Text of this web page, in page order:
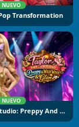
NUEVO
Transformation
NUEVO
Taylor Dress Studio: Preppy And Wild West Glam